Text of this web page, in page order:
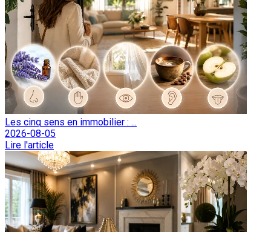
Les cinq sens en immobilier : ...
2026-08-05
Lire l'article